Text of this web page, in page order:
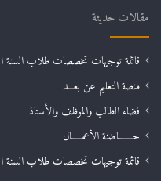
مقالات حديثة
قائمة توجيهات تخصصات طلاب السنة الثانية
منصة التعليم عن بعـــد
فضاء الطالب والموظف والأستاذ
حـــــــاضنة الأعمـــــال
قائمة توجيهات تخصصات طلاب السنة الثانية